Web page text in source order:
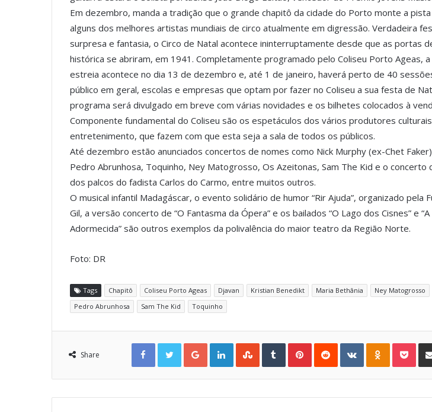
Em dezembro, manda a tradição que o grande chapitô da cidade do Porto monte a
alguns dos melhores artistas mundiais de circo atualmente em digressão. Verdadeira
surpresa e fantasia, o Circo de Natal acontece ininterruptamente desde que as portas
histórica se abriram, em 1941. Completamente programado pelo Coliseu Porto Ageas,
estreia acontece no dia 13 de dezembro e, até 1 de janeiro, haverá perto de 40
público em geral, escolas e empresas que optam por fazer no Coliseu a sua festa de
programa será divulgado em breve com várias novidades e os bilhetes colocados à
Componente fundamental do Coliseu são os espetáculos dos vários produtores
entretenimento, que fazem com que esta seja a sala de todos os públicos.
Até dezembro estão anunciados concertos de nomes como Nick Murphy (ex-Chet
Pedro Abrunhosa, Toquinho, Ney Matogrosso, Os Azeitonas, Sam The Kid e o concerto
dos palcos do fadista Carlos do Carmo, entre muitos outros.
O musical infantil Madagáscar, o evento solidário de humor “Rir Ajuda”, organizado pela
Gil, a versão concerto de “O Fantasma da Ópera” e os bailados “O Lago dos Cisnes” e “A
Adormecida” são outros exemplos da polivalência do maior teatro da Região Norte.
Foto: DR
Tags Chapitô Coliseu Porto Ageas Djavan Kristian Benedikt Maria Bethânia Ney Matogrosso
Pedro Abrunhosa
Sam The Kid Toquinho
Share
Facebook Twitter Google+ LinkedIn StumbleUpon Tumblr Pinterest Reddit VKontakte Odnoklassniki Pocket